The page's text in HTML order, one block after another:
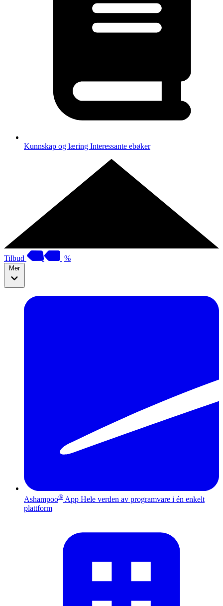
Kunnskap og læring Interessante ebøker
Tilbud %
Mer
Ashampoo® App Hele verden av programvare i én enkelt
plattform